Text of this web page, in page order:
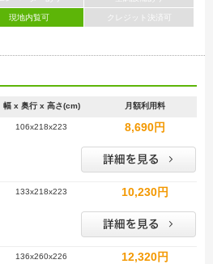
現地内覧可 クレジット決済可
幅 x 奥行 x 高さ(cm) 月額利用料
106x218x223 8,690円
133x218x223 10,230円
136x260x226 12,320円